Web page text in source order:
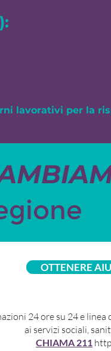
lavorativi per la
OTTENERE
24 ore su 24 e
ai servizi sociali,
CHIAMA 211